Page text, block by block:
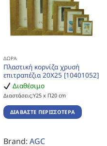
ΔΏΡΑ
Πλαστική κορνίζα χρυσή
επιτραπέζια 20Χ25 [10401052]
Διαθέσιμο
Διαστάσεις:Υ25 x Π20 cm
ΔΙΑΒΆΣΤΕ ΠΕΡΙΣΣΌΤΕΡΑ
Brand: AGC